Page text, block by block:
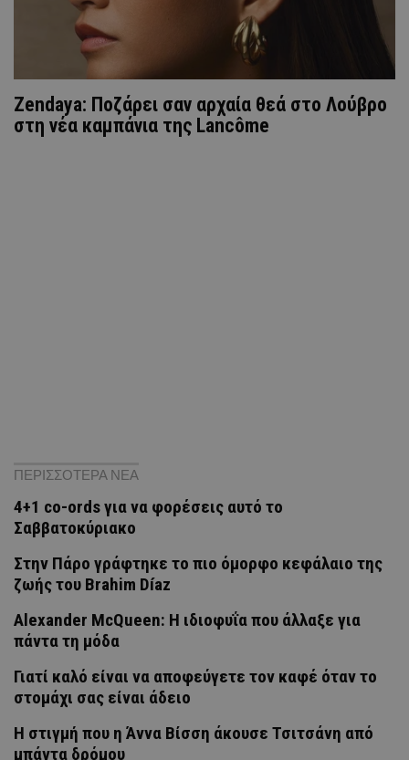
Zendaya: Ποζάρει σαν αρχαία θεά στο Λούβρο
στη νέα καμπάνια της Lancôme
ΠΕΡΙΣΣΟΤΕΡΑ ΝΕΑ
4+1 co-ords για να φορέσεις αυτό το
Σαββατοκύριακο
Στην Πάρο γράφτηκε το πιο όμορφο κεφάλαιο της
ζωής του Brahim Díaz
Alexander McQueen: Η ιδιοφυΐα που άλλαξε για
πάντα τη μόδα
Γιατί καλό είναι να αποφεύγετε τον καφέ όταν το
στομάχι σας είναι άδειο
H στιγμή που η Άννα Βίσση άκουσε Τσιτσάνη από
μπάντα δρόμου